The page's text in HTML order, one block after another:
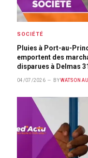
SOCIÉTÉ
Pluies à Port-au-
emportent des
disparues à Delmas
04/07/2026 BY WATSON